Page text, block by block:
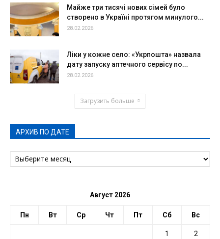
Майже три тисячі нових сімей було
створено в Україні протягом минулого...
28.02.2026
Ліки у кожне село: «Укрпошта» назвала
дату запуску аптечного сервісу по...
28.02.2026
Загрузить больше
АРХИВ ПО ДАТЕ
АРХИВ
ПО
Август 2026
Пн Вт Ср Чт Пт Сб Вс
1 2